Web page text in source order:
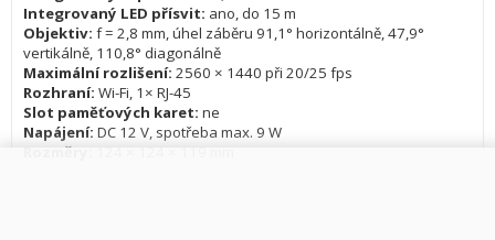
Integrovaný LED přísvit: ano, do 15 m
Objektiv: f = 2,8 mm, úhel záběru 91,1° horizontálně, 47,9°
vertikálně, 110,8° diagonálně
Maximální rozlišení: 2560 × 1440 při 20/25 fps
Rozhraní: Wi-Fi, 1× RJ-45
Slot paměťových karet: ne
Napájení: DC 12 V, spotřeba max. 9 W
Rozměry: